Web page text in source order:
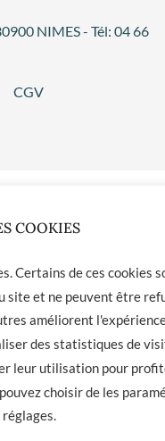
NIMES - Tél: 04 66
CGV
COOKIES
Certains de ces cookies
site et ne peuvent être
améliorent
des statistiques de
leur utilisation pour
choisir de les
réglages.